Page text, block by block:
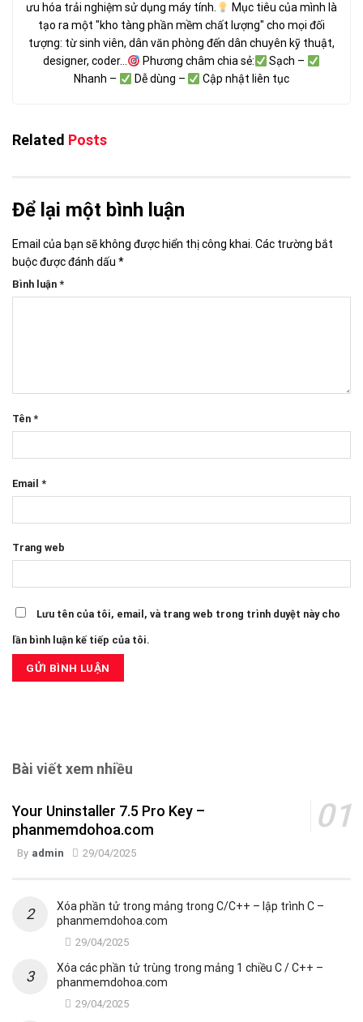
ưu hóa trải nghiệm sử dụng máy tính.
Mục tiêu của mình là
tạo ra một "kho tàng phần mềm chất lượng" cho mọi đối
tượng: từ sinh viên, dân văn phòng đến dân chuyên kỹ thuật,
designer, coder...
Phương châm chia sẻ:
Sạch –
Nhanh –
Dễ dùng – Cập nhật liên tục
Related Posts
Để lại một bình luận
Email của bạn sẽ không được hiển thị công khai. Các trường bắt
buộc được đánh dấu *
Bình luận *
Tên *
Email *
Trang web
Lưu tên của tôi, email, và trang web trong trình duyệt này cho
lần bình luận kế tiếp của tôi.
Bài viết xem nhiều
Your Uninstaller 7.5 Pro Key –
phanmemdohoa.com
By admin 29/04/2025
Xóa phần tử trong mảng trong C/C++ – lập trình C –
phanmemdohoa.com
29/04/2025
Xóa các phần tử trùng trong mảng 1 chiều C / C++ –
phanmemdohoa.com
29/04/2025